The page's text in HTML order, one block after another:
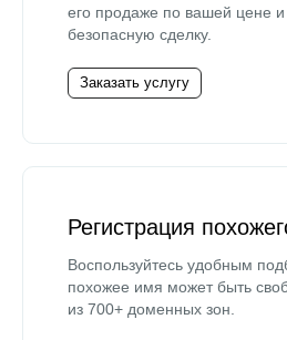
его продаже по вашей цене и
безопасную сделку.
Заказать услугу
Регистрация
Воспользуйтесь удобным
похожее имя может быть
из 700+ доменных зон.